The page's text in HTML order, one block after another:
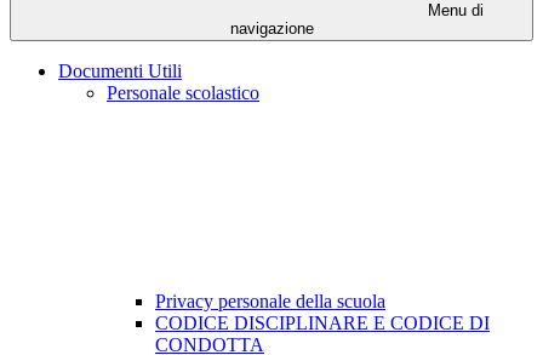
Menu di
navigazione
Documenti Utili
Personale scolastico
Privacy personale della scuola
CODICE DISCIPLINARE E CODICE DI
CONDOTTA